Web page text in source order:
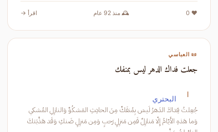
❤️ 0 🕰️ منذ 92 عام اقرأ →
📜 العباسي
جعلت فداك الدهر ليس بمنفك
ا البحتري
جُعِلتُ فِداكَ الدَهرُ لَيسَ بِمُنفَكِّ مِنَ الحادِثِ المَشكُوِّ وَالنازِلِ المُشكي
وَما هَذهِ الأَيّامُ إِلّا مَنازِلٌ فَمِن مَنزِلٍ رَحبٍ وَمِن مَنزِلٍ ضَنكِ وَقَد هَذَّبَتكَ